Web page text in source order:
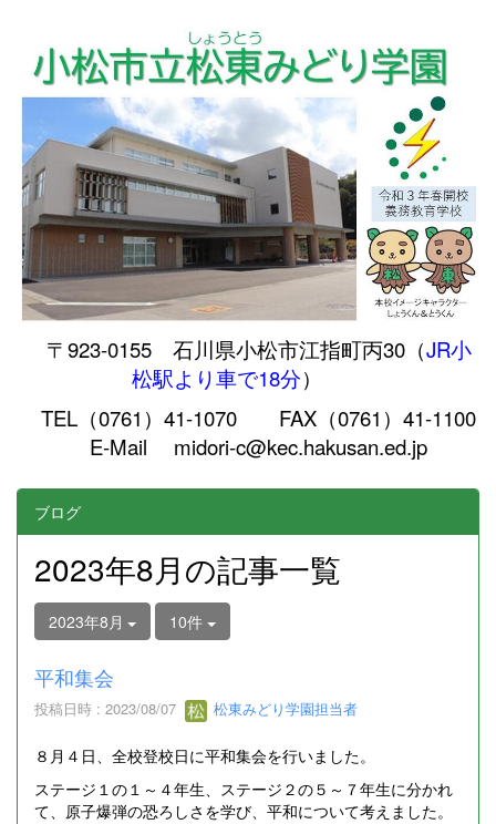
〒923-0155 石川県小松市江指町丙30（JR小
松駅より車で18分）
TEL（0761）41-1070 FAX（0761）41-1100
E-Mail midori-c@kec.hakusan.ed.jp
ブログ
2023年8月の記事一覧
2023年8月 10件
平和集会
投稿日時 : 2023/08/07 松東みどり学園担当者
８月４日、全校登校日に平和集会を行いました。
ステージ１の１～４年生、ステージ２の５～７年生に分かれ
て、原子爆弾の恐ろしさを学び、平和について考えました。